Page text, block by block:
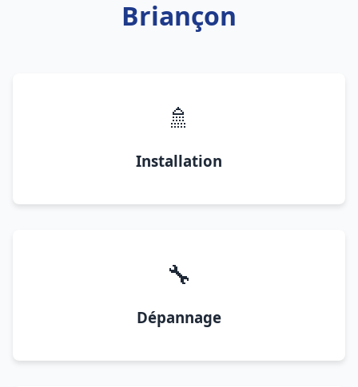
Briançon
🚿
Installation
🔧
Dépannage